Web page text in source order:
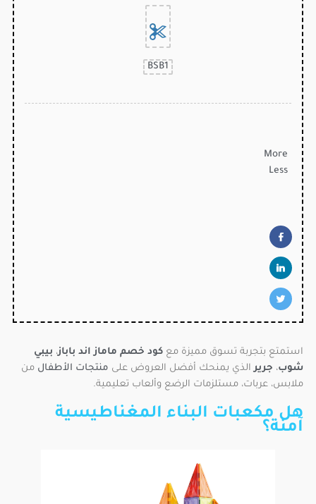
BSB1
More
Less
استمتع بتجربة تسوق مميزة مع كود خصم ماماز اند باباز، بيبي
شوب، جرير الذي يمنحك أفضل العروض على منتجات الأطفال من
ملابس، عربات، مستلزمات الرضع وألعاب تعليمية.
هل مكعبات البناء المغناطيسية
آمنة؟